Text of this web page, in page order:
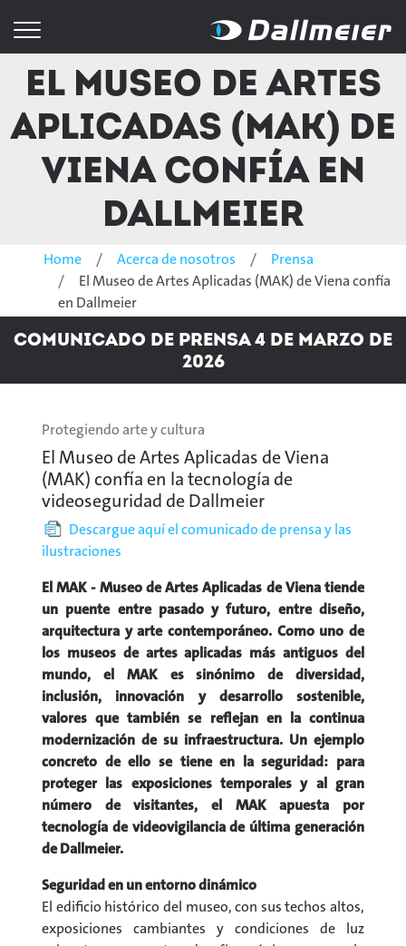
El Museo de Artes
Aplicadas (MAK) de
Viena confía en
Dallmeier
Home Acerca de nosotros
Prensa
El Museo de Artes Aplicadas (MAK) de Viena confía
en Dallmeier
Comunicado de prensa 4 de marzo de
2026
Protegiendo arte y cultura
El Museo de Artes Aplicadas de Viena
(MAK) confía en la tecnología de
videoseguridad de Dallmeier
Descargue aquí el comunicado de prensa y las
ilustraciones
El MAK - Museo de Artes Aplicadas de Viena tiende
un puente entre pasado y futuro, entre diseño,
arquitectura y arte contemporáneo. Como uno de
los museos de artes aplicadas más antiguos del
mundo, el MAK es sinónimo de diversidad,
inclusión, innovación y desarrollo sostenible,
valores que también se reflejan en la continua
modernización de su infraestructura. Un ejemplo
concreto de ello se tiene en la seguridad: para
proteger las exposiciones temporales y al gran
número de visitantes, el MAK apuesta por
tecnología de videovigilancia de última generación
de Dallmeier.
Seguridad en un entorno dinámico
El edificio histórico del museo, con sus techos altos,
exposiciones cambiantes y condiciones de luz